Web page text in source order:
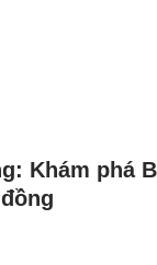
Khám phá